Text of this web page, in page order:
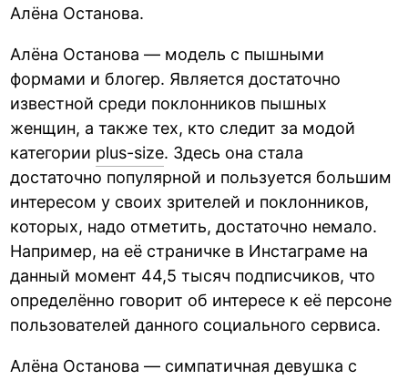
Алёна Останова.
Алёна Останова — модель с пышными
формами и блогер. Является достаточно
известной среди поклонников пышных
женщин, а также тех, кто следит за модой
категории plus-size. Здесь она стала
достаточно популярной и пользуется большим
интересом у своих зрителей и поклонников,
которых, надо отметить, достаточно немало.
Например, на её страничке в Инстаграме на
данный момент 44,5 тысяч подписчиков, что
определённо говорит об интересе к её персоне
пользователей данного социального сервиса.
Алёна Останова — симпатичная девушка с